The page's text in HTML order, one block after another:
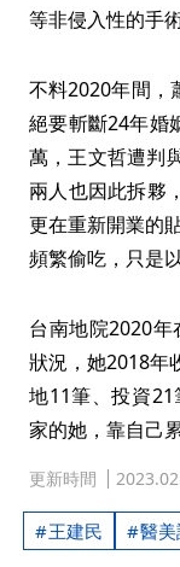
等非侵入性的手
不料2020年間，
絕要斬斷24年婚
萬，王文哲遭判
兩人也因此拆夥
更在重新開業的
頻繁偷吃，只是
台南地院2020
狀況，她2018年
地11筆、投資
家的她，靠自己
更新時間
王建民 醫